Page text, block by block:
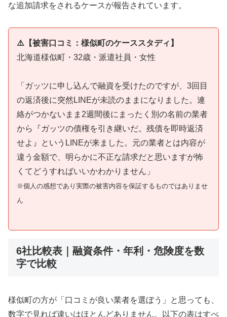
な追加請求をされるケースが報告されています。
⚠️【被害口コミ：様似町のケーススタディ】
北海道様似町・32歳・派遣社員・女性
「ガッツに申し込んで融資を受けたのですが、3回目
の返済後に突然LINEが未読のままになりました。連
絡がつかないまま2週間後にまったく別の名前の業者
から『ガッツの債権を引き継いだ。残債を即時返済
せよ』というLINEが来ました。元の業者とは内容が
違う金額で、明らかに不正な請求だと思いますが怖
くてどうすればいいかわかりません」
※個人の感想であり実際の被害内容を保証するものではありませ
ん
6社比較表｜融資条件・年利・危険度を数
字で比較
様似町の方が「口コミが良い業者を選ぼう」と思っても、
数字で見れば違いはほとんどありません。以下の表はすべ